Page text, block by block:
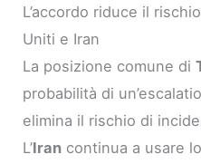
L’accordo riduce il
Uniti e Iran
La posizione comune di
probabilità di
elimina il rischio di
L’Iran continua a usare